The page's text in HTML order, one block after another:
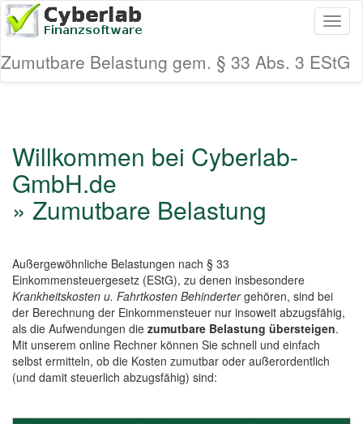
Zumutbare Belastung gem. § 33 Abs. 3 EStG
Willkommen bei Cyberlab-
GmbH.de
» Zumutbare Belastung
Außergewöhnliche Belastungen nach § 33
Einkommensteuergesetz (EStG), zu denen insbesondere
Krankheitskosten u. Fahrtkosten Behindertergehören, sind bei
der Berechnung der Einkommensteuer nur insoweit abzugsfähig,
als die Aufwendungen die zumutbare Belastung übersteigen.
Mit unserem online Rechner können Sie schnell und einfach
selbst ermitteln, ob die Kosten zumutbar oder außerordentlich
(und damit steuerlich abzugsfähig) sind: